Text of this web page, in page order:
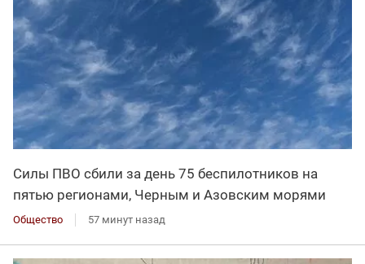
Силы ПВО сбили за день 75 беспилотников на
пятью регионами, Черным и Азовским морями
Общество 57 минут назад